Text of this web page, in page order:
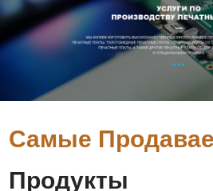
Самые
Продукты